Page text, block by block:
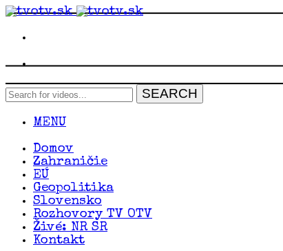
MENU
Domov
Zahraničie
EÚ
Geopolitika
Slovensko
Rozhovory TV OTV
Živé: NR SR
Kontakt